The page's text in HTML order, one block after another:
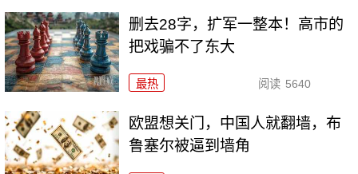
删去28字，扩军一整本！高市的
把戏骗不了东大
最热 阅读 5640
欧盟想关门，中国人就翻墙，布
鲁塞尔被逼到墙角